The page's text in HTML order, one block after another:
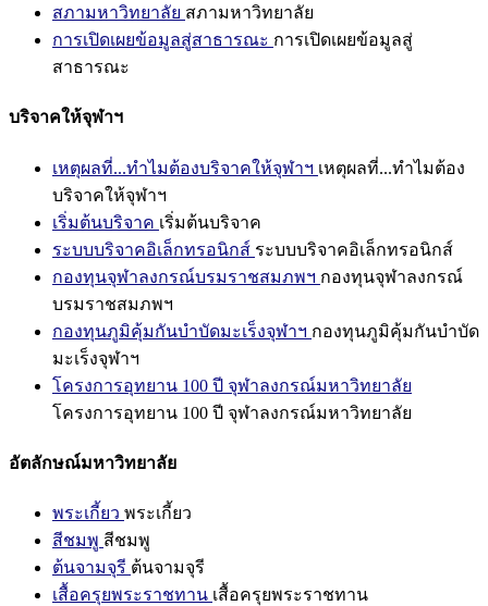
สภามหาวิทยาลัย สภามหาวิทยาลัย
การเปิดเผยข้อมูลสู่สาธารณะ การเปิดเผยข้อมูลสู่
สาธารณะ
บริจาคให้จุฬาฯ
เหตุผลที่...ทำไมต้องบริจาคให้จุฬาฯ เหตุผลที่...ทำไมต้อง
บริจาคให้จุฬาฯ
เริ่มต้นบริจาค เริ่มต้นบริจาค
ระบบบริจาคอิเล็กทรอนิกส์ ระบบบริจาคอิเล็กทรอนิกส์
กองทุนจุฬาลงกรณ์บรมราชสมภพฯ กองทุนจุฬาลงกรณ์
บรมราชสมภพฯ
กองทุนภูมิคุ้มกันบำบัดมะเร็งจุฬาฯ กองทุนภูมิคุ้มกันบำบัด
มะเร็งจุฬาฯ
โครงการอุทยาน 100 ปี จุฬาลงกรณ์มหาวิทยาลัย
โครงการอุทยาน 100 ปี จุฬาลงกรณ์มหาวิทยาลัย
อัตลักษณ์มหาวิทยาลัย
พระเกี้ยว พระเกี้ยว
สีชมพู สีชมพู
ต้นจามจุรี ต้นจามจุรี
เสื้อครุยพระราชทาน เสื้อครุยพระราชทาน